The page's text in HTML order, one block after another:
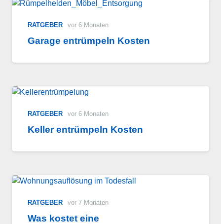
RATGEBER vor 6 Monaten
Garage entrümpeln Kosten
RATGEBER vor 6 Monaten
Keller entrümpeln Kosten
RATGEBER vor 7 Monaten
Was kostet eine